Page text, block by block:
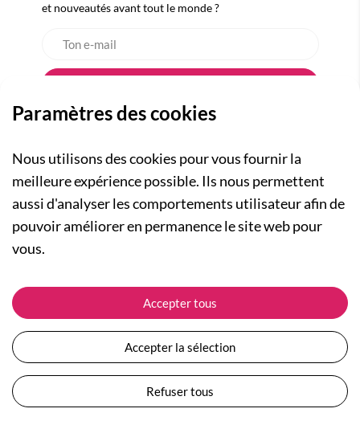
et nouveautés avant tout le monde ?
A PROPOS
Qui sommes-nous ?
Actualités
Nos engagements
Plan du site
Devenir revendeur
NOS RUBRIQUES
Collection Femme
Collection Enfants
Les Totebags
Nos différents thèmes
ASSISTANCE
Suivre ma commande
Expédition et livraison
Retour et remboursement
Moyens de paiement
Questions / Réponses
Conditions générales de vente
Paramètres des cookies
Nous utilisons des cookies pour vous fournir la
meilleure expérience possible. Ils nous permettent
aussi d'analyser les comportements utilisateur afin de
pouvoir améliorer en permanence le site web pour
vous.
Accepter tous
Accepter la sélection
Refuser tous